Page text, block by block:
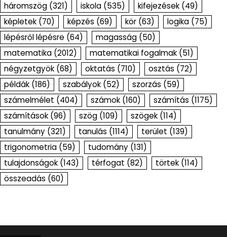
háromszög (321) iskola (535) kifejezések (49)
képletek (70) képzés (69) kör (63) logika (75)
lépésről lépésre (64) magasság (50)
matematika (2012) matematikai fogalmak (51)
négyzetgyök (68) oktatás (710) osztás (72)
példák (186) szabályok (52) szorzás (59)
számelmélet (404) számok (160) számítás (1175)
számítások (96) szög (109) szögek (114)
tanulmány (321) tanulás (1114) terület (139)
trigonometria (59) tudomány (131)
tulajdonságok (143) térfogat (82) törtek (114)
összeadás (60)